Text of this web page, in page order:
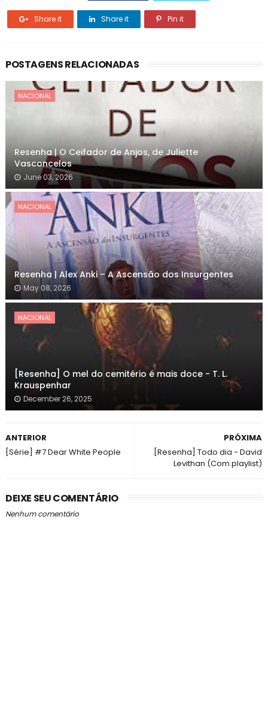
Share it Share it Pin it
POSTAGENS RELACIONADAS
NACIONAL
Resenha | O Ceifador de Anjos, de Juliette
Vasconcelos
June 03, 2026
NACIONAL
Resenha | Alex Anki – A Ascensão dos Insurgentes
May 08, 2026
NACIONAL
[Resenha] O mel do cemitério é mais doce - T. L.
Krauspenhar
December 26, 2025
PRÓXIMA
[Resenha] Todo dia - David
Levithan (Com playlist)
ANTERIOR
[Série] #7 Dear White People
DEIXE SEU COMENTÁRIO
Nenhum comentário